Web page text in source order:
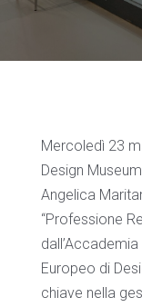
Mercoledì 23
Design
Angelica
“Professione
Europeo di
chiave nella